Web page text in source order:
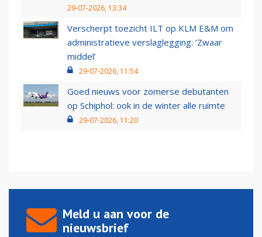
29-07-2026, 13:34
Verscherpt toezicht ILT op KLM E&M om
administratieve verslaglegging: ‘Zwaar
middel’
29-07-2026, 11:54
Goed nieuws voor zomerse debutanten
op Schiphol: ook in de winter alle ruimte
29-07-2026, 11:20
Meld u aan voor de
nieuwsbrief